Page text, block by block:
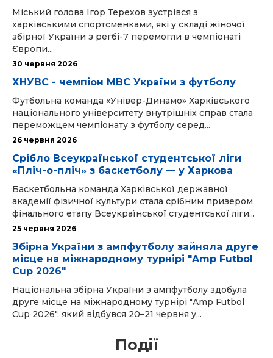
Міський голова Ігор Терехов зустрівся з
харківськими спортсменками, які у складі жіночої
збірної України з регбі-7 перемогли в чемпіонаті
Європи...
30 червня 2026
ХНУВС - чемпіон МВС України з футболу
Футбольна команда «Універ-Динамо» Харківського
національного університету внутрішніх справ стала
переможцем чемпіонату з футболу серед...
26 червня 2026
Срібло Всеукраїнської студентської ліги
«Пліч-о-пліч» з баскетболу — у Харкова
Баскетбольна команда Харківської державної
академії фізичної культури стала срібним призером
фінального етапу Всеукраїнської студентської ліги...
25 червня 2026
Збірна України з ампфутболу зайняла друге
місце на міжнародному турнірі "Amp Futbol
Cup 2026"
Національна збірна України з ампфутболу здобула
друге місце на міжнародному турнірі "Amp Futbol
Cup 2026", який відбувся 20–21 червня у...
Події